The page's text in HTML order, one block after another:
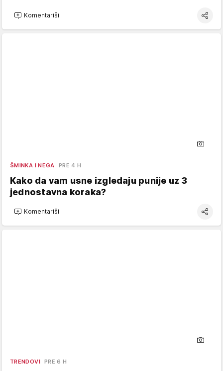
Komentariši
ŠMINKA I NEGA PRE 4 H
Kako da vam usne izgledaju punije uz 3
jednostavna koraka?
Komentariši
TRENDOVI PRE 6 H